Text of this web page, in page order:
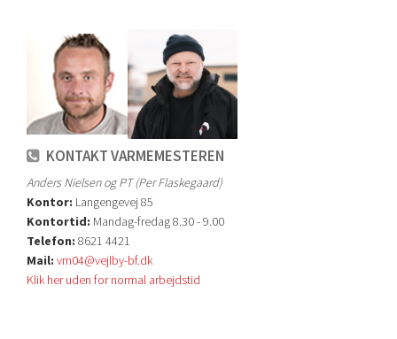
KONTAKT VARMEMESTEREN
Anders Nielsen og PT (Per Flaskegaard)
Kontor: Langengevej 85
Kontortid: Mandag-fredag 8.30 - 9.00
Telefon: 8621 4421
Mail: vm04@vejlby-bf.dk
Klik her uden for normal arbejdstid